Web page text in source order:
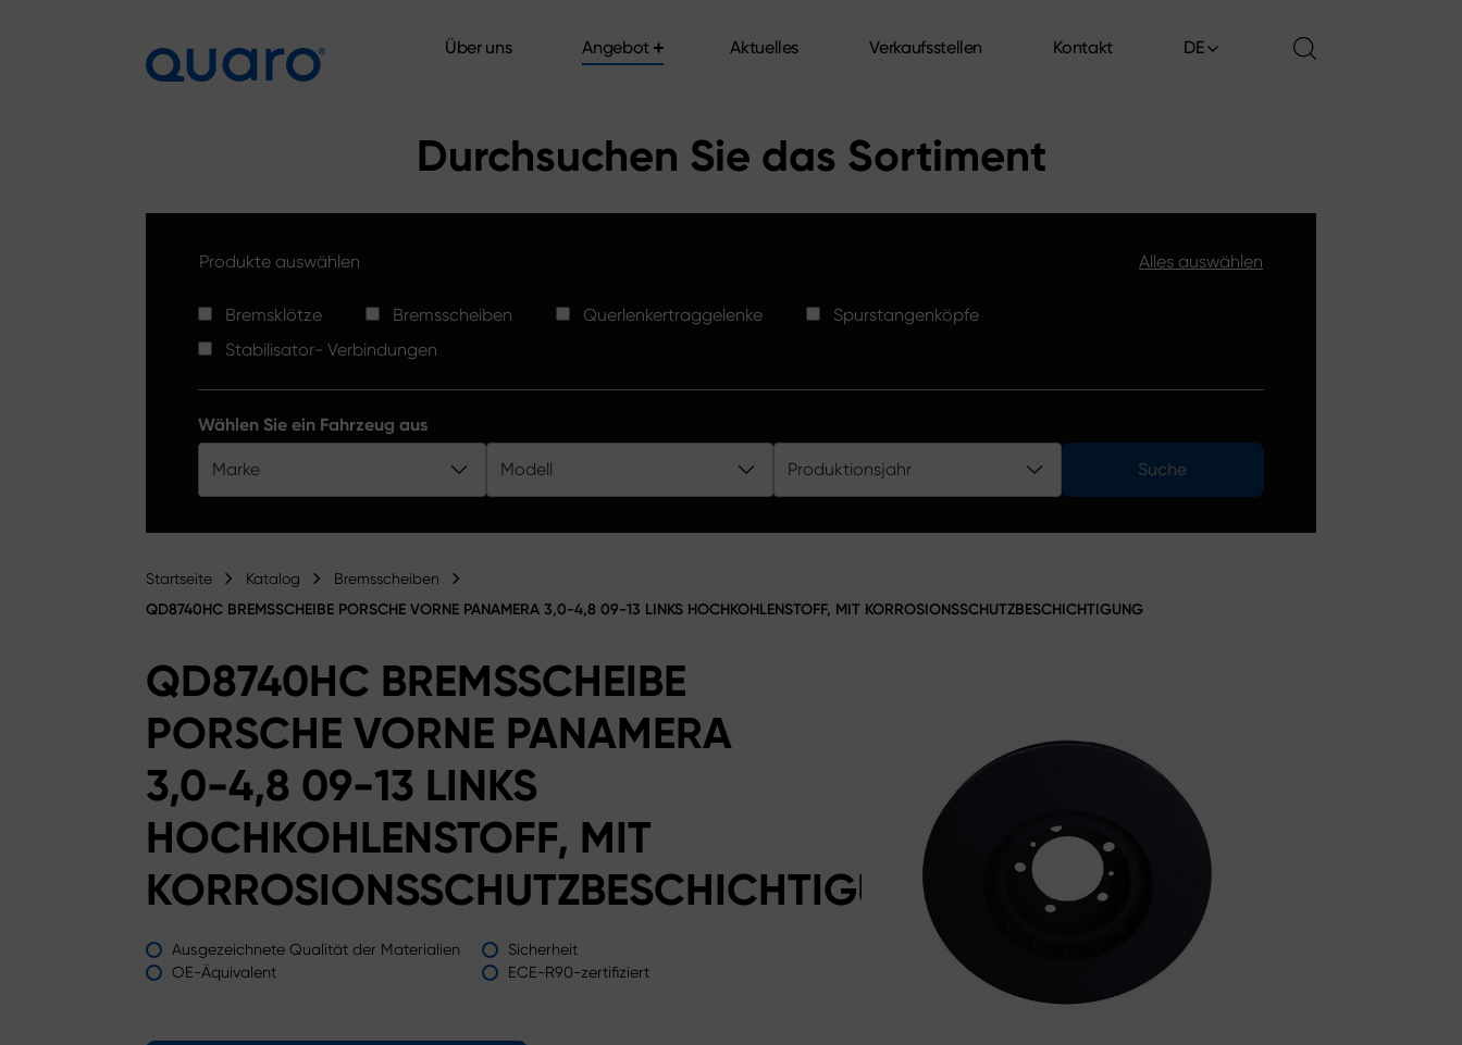
Über uns
Angebot
Aktuelles
Verkaufsstellen
Kontakt
DE
Durchsuchen Sie das Sortiment
Produkte auswählen Alles auswählen
Bremsklötze Bremsscheiben Querlenkertraggelenke
Spurstangenköpfe
Stabilisator- Verbindungen
Wählen Sie ein Fahrzeug aus
Marke Modell Produktionsjahr Suche
Startseite Katalog Bremsscheiben
QD8740HC BREMSSCHEIBE PORSCHE VORNE PANAMERA 3,0-4,8 09-13 LINKS HOCHKOHLENSTOFF, MIT KORROSIONSSCHUTZBESCHICHTIGUNG
QD8740HC BREMSSCHEIBE
PORSCHE VORNE PANAMERA
3,0-4,8 09-13 LINKS
HOCHKOHLENSTOFF, MIT
KORROSIONSSCHUTZBESCHICHTIGUNG
Ausgezeichnete Qualität der Materialien
Sicherheit
OE-Äquivalent
ECE-R90-zertifiziert